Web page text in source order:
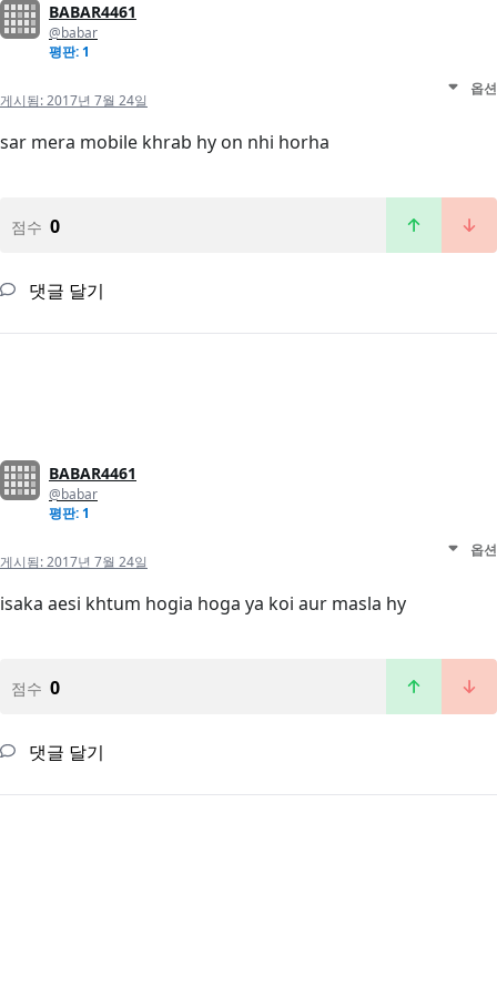
BABAR4461
@babar
평판: 1
게시됨:2017년 7월 24일
옵션
sar mera mobile khrab hy on nhi horha
점수 0
댓글 달기
BABAR4461
@babar
평판: 1
게시됨:2017년 7월 24일
옵션
isaka aesi khtum hogia hoga ya koi aur masla hy
점수 0
댓글 달기